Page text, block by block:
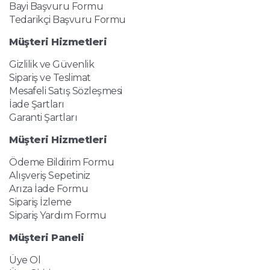
Bayi Başvuru Formu
Tedarikçi Başvuru Formu
Müşteri Hizmetleri
Gizlilik ve Güvenlik
Sipariş ve Teslimat
Mesafeli Satış Sözleşmesi
İade Şartları
Garanti Şartları
Müşteri Hizmetleri
Ödeme Bildirim Formu
Alışveriş Sepetiniz
Arıza İade Formu
Sipariş İzleme
Sipariş Yardım Formu
Müşteri Paneli
Üye Ol